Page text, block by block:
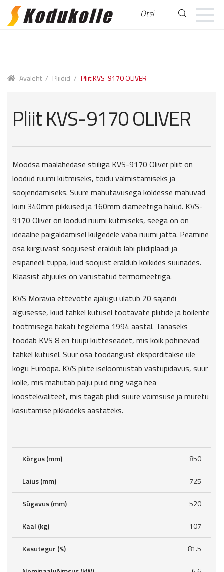
Skip
Skip
Otsi:
Avaleht / Pliidid / Pliit KVS-9170 OLIVER
Pliit KVS-9170 OLIVER
Moodsa maalähedase stiiliga KVS-9170 Oliver pliit on
loodud ruumi kütmiseks, toidu valmistamiseks ja
soojendamiseks. Suure mahutavusega koldesse mahuvad
kuni 340mm pikkused ja 160mm diameetriga halud. KVS-
9170 Oliver on loodud ruumi kütmiseks, seega on on
ideaalne paigaldamisel külgedele vaba ruumi jätta. Peamine
osa kiirguvast soojusest eraldub läbi pliidiplaadi ja
esipaneeli tuppa, kuid soojust eraldub kõikides suunades.
Klaasist ahjuuks on varustatud termomeetriga.
KVS Moravia ettevõtte ajalugu ulatub 20 sajandi
algusesse, kuid tahkel kütusel töötavate pliitide ja boilerite
tootmisega hakati tegelema 1994 aastal. Tänaseks
toodab KVS 8 eri tüüpi kütteseadet, mis kõik põhinevad
tahkel kütusel. Suur osa toodangust eksporditakse üle
kogu Euroopa. KVS pliite iseloomustab vastupidavus, suur
kolle, mis mahutab palju puid ning väga hea
koostekvaliteet, mis tagab pliidi suure võimsuse ja muretu
kasutamise pikkadeks aastateks.
Kõrgus (mm) 850
Laius (mm) 725
Sügavus (mm) 520
Kaal (kg) 107
Kasutegur (%) 81.5